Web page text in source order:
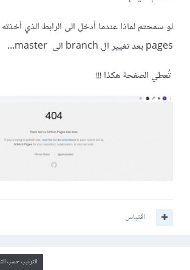
pages بعد تغيير ال branch الى master...
تُعطي الصفحة هكذا !!!
اقتباس
الترتيب حسب